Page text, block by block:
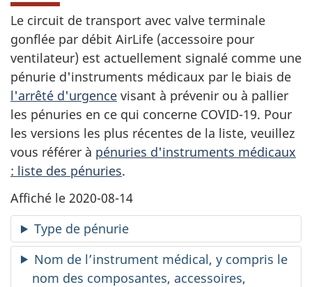
Le circuit de transport avec valve terminale
gonflée par débit AirLife (accessoire pour
ventilateur) est actuellement signalé comme une
pénurie d'instruments médicaux par le biais de
l'arrêté d'urgence visant à prévenir ou à pallier
les pénuries en ce qui concerne COVID-19. Pour
les versions les plus récentes de la liste, veuillez
vous référer à pénuries d'instruments médicaux
: liste des pénuries.
Affiché le 2020-08-14
Type de pénurie
Nom de l’instrument médical, y compris le
nom des composantes, accessoires,